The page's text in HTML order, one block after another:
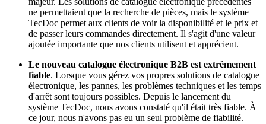
ne permettaient que la recherche de pièces, mais le système
TecDoc permet aux clients de voir la disponibilité et le prix et
de passer leurs commandes directement. Il s'agit d'une valeur
ajoutée importante que nos clients utilisent et apprécient.
Le nouveau catalogue électronique B2B est extrêmement
fiable. Lorsque vous gérez vos propres solutions de catalogue
électronique, les pannes, les problèmes techniques et les temps
d'arrêt sont toujours possibles. Depuis le lancement du
système TecDoc, nous avons constaté qu'il était très fiable. À
ce jour, nous n'avons pas eu un seul problème de fiabilité.